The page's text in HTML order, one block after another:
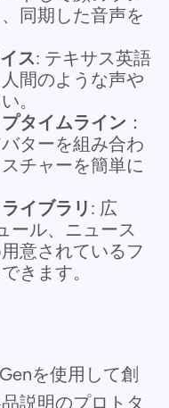
同期した音声を
ス: テキサス英語
間のような声や
。
タイムライン ：
ターを組み合わ
チャーを簡単に
イブラリ : 広
ール、ニュース
意されているフ
きます。
を使用して創
説明のプロトタ